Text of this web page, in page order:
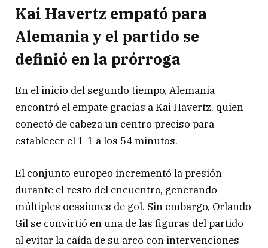
Kai Havertz empató para
Alemania y el partido se
definió en la prórroga
En el inicio del segundo tiempo, Alemania
encontró el empate gracias a Kai Havertz, quien
conectó de cabeza un centro preciso para
establecer el 1-1 a los 54 minutos.
El conjunto europeo incrementó la presión
durante el resto del encuentro, generando
múltiples ocasiones de gol. Sin embargo, Orlando
Gil se convirtió en una de las figuras del partido
al evitar la caída de su arco con intervenciones